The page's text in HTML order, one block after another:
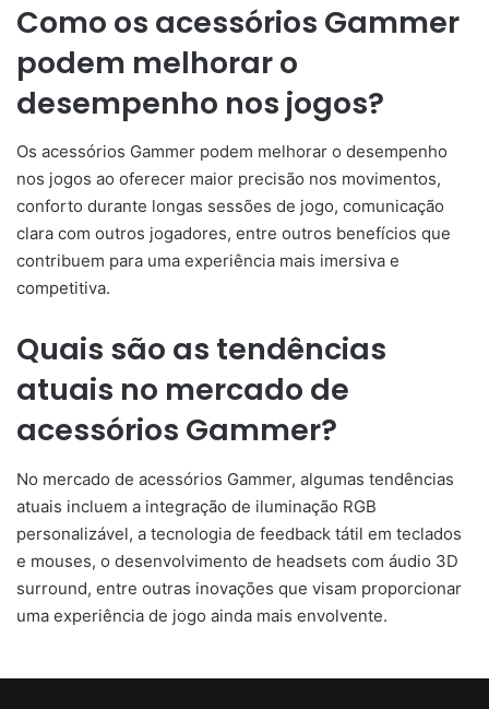
Como os acessórios Gammer
podem melhorar o
desempenho nos jogos?
Os acessórios Gammer podem melhorar o desempenho
nos jogos ao oferecer maior precisão nos movimentos,
conforto durante longas sessões de jogo, comunicação
clara com outros jogadores, entre outros benefícios que
contribuem para uma experiência mais imersiva e
competitiva.
Quais são as tendências
atuais no mercado de
acessórios Gammer?
No mercado de acessórios Gammer, algumas tendências
atuais incluem a integração de iluminação RGB
personalizável, a tecnologia de feedback tátil em teclados
e mouses, o desenvolvimento de headsets com áudio 3D
surround, entre outras inovações que visam proporcionar
uma experiência de jogo ainda mais envolvente.